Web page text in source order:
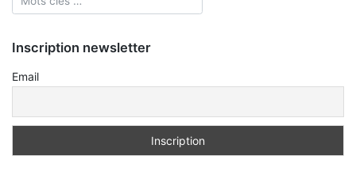
Inscription newsletter
Email